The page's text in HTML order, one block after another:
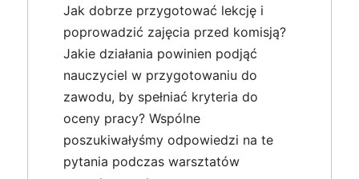
Jak dobrze przygotować lekcję i
poprowadzić zajęcia przed komisją?
Jakie działania powinien podjąć
nauczyciel w przygotowaniu do
zawodu, by spełniać kryteria do
oceny pracy? Wspólne
poszukiwałyśmy odpowiedzi na te
pytania podczas warsztatów